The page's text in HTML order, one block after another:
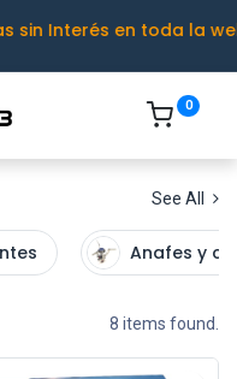
sin Interés en toda la
0
See All
Anafes y
8 items found.